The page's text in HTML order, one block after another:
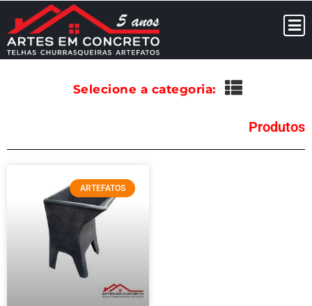
Selecione a categoria:
Produtos
ARTEFATOS